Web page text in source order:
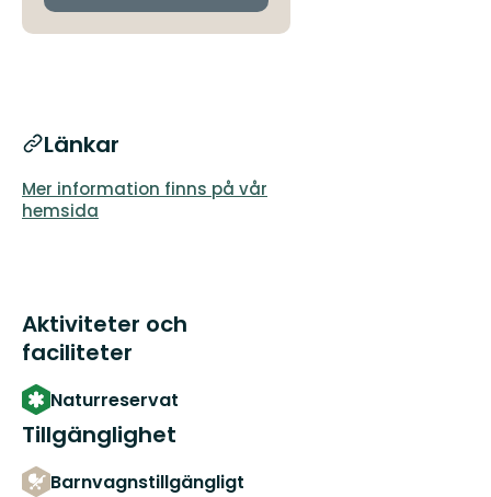
Länkar
Mer information finns på vår
hemsida
Aktiviteter och
faciliteter
Naturreservat
Tillgänglighet
Barnvagnstillgängligt